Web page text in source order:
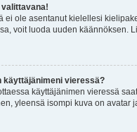
ei ole asentanut kielellesi
voit luoda uuden käännöksen.
käyttäjänimeni vieressä?
käyttäjänimen vieressä
yleensä isompi kuva on avatar